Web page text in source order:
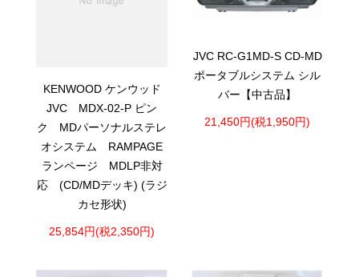
KENWOOD ケンウッド
JVC MDX-02-P ピン
ク MDパーソナルステレ
オシステム RAMPAGE
ランページ MDLP非対
応 (CD/MDデッキ) (ラジ
カセ形状)
25,854円(税2,350円)
JVC RC-G1MD-S CD-MD
ポータブルシステム シル
バー【中古品】
21,450円(税1,950円)